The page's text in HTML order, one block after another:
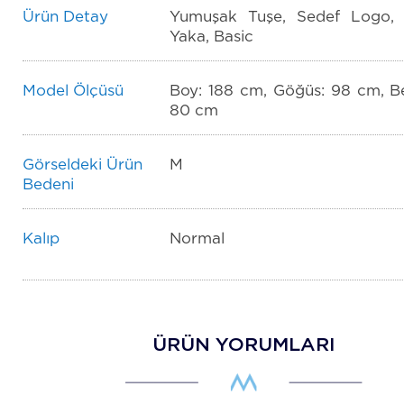
Ürün Detay
Yumuşak Tuşe, Sedef Logo,
Yaka, Basic
Model Ölçüsü
Boy: 188 cm, Göğüs: 98 cm,
80 cm
Görseldeki Ürün
Bedeni
M
Kalıp Normal
ÜRÜN YORUMLARI